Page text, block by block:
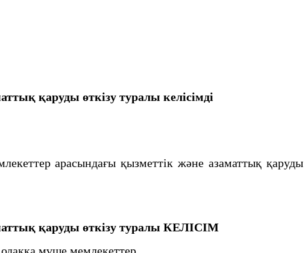
қаруды өткізу туралы келісімді
арасындағы қызметтік және азаматтық қаруды
қаруды өткізу туралы КЕЛІСІМ